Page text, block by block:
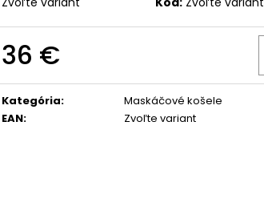
36 €
cena:
Kategória:
Maskáčové košele
EAN: Zvoľte variant